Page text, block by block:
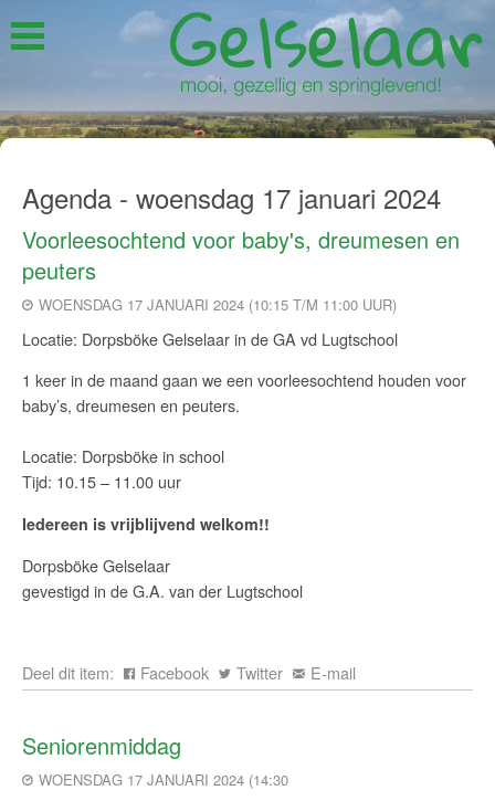
Agenda - woensdag 17 januari 2024
Voorleesochtend voor baby's, dreumesen en
peuters
WOENSDAG 17 JANUARI 2024 (10:15 T/M 11:00 UUR)
Locatie: Dorpsböke Gelselaar in de GA vd Lugtschool
1 keer in de maand gaan we een voorleesochtend houden voor
baby’s, dreumesen en peuters.
Locatie: Dorpsböke in school
Tijd: 10.15 – 11.00 uur
Iedereen is vrijblijvend welkom!!
Dorpsböke Gelselaar
gevestigd in de G.A. van der Lugtschool
Deel dit item: Facebook Twitter E-mail
Seniorenmiddag
WOENSDAG 17 JANUARI 2024 (14:30